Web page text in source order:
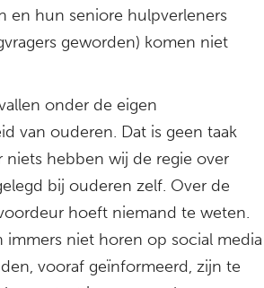
en hun seniore hulpverleners
geworden) komen niet
onder de eigen
van ouderen. Dat is geen taak
niets hebben wij de regie over
bij ouderen zelf. Over de
hoeft niemand te weten.
immers niet horen op social media
vooraf geïnformeerd, zijn te